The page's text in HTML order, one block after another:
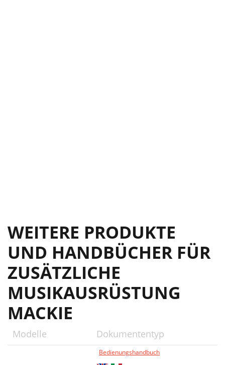
WEITERE PRODUKTE
UND HANDBÜCHER FÜR
ZUSÄTZLICHE
MUSIKAUSRÜSTUNG
MACKIE
Modelle Dokumententyp
Bedienungshandbuch